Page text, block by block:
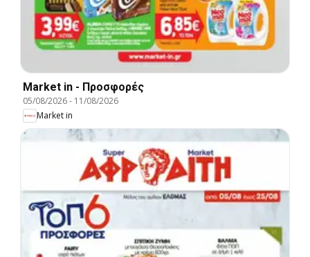
Market in - Προσφορές
05/08/2026- 11/08/2026
Market in